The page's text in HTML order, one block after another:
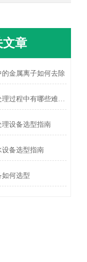
文章
金属离子如何去除
干细胞实验室废水处理过程中有哪些难点？
设备选型指南
备选型指南
如何选型